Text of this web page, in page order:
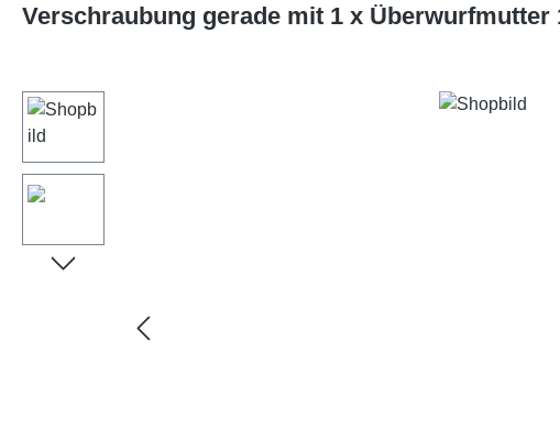
Verschraubung gerade mit 1 x Überwurfmutter
Bildergalerie überspringen